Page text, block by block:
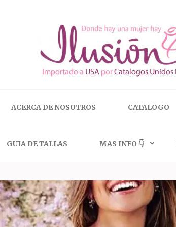
ACERCA DE NOSOTROS CATALOGO
GUIA DE TALLAS MAS INFO 👇